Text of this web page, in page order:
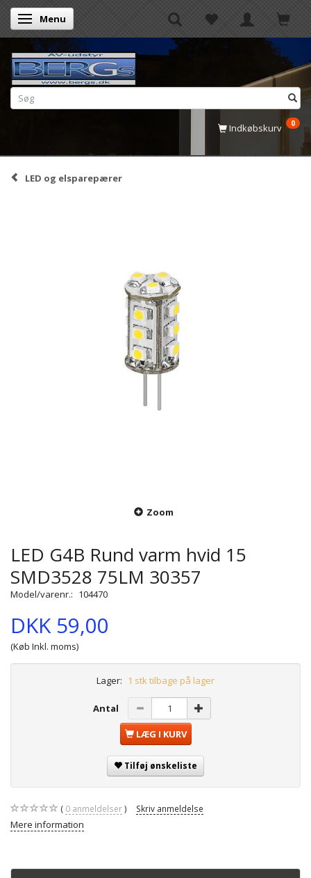
Skifte navigation
Menu
Indkøbskurv 0
LED og elsparepærer
Zoom
LED G4B Rund varm hvid 15
SMD3528 75LM 30357
Model/varenr.: 104470
DKK 59,00
(Køb Inkl. moms)
Lager: 1 stk tilbage på lager
Antal
LÆG I KURV
Tilføj ønskeliste
0 anmeldelser Skriv anmeldelse
Mere information